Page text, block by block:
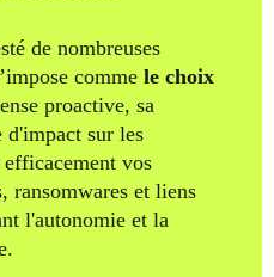
de nombreuses
comme le choix
proactive, sa
d'impact sur les
vos
ransomwares et liens
l'autonomie et la